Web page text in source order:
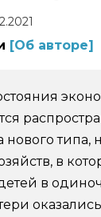
[Об авторе]
типа,
в
в